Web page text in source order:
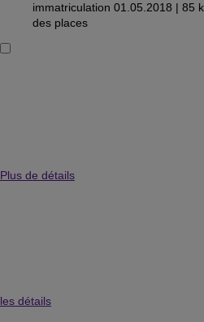
immatriculation 01.05.2018 | 85
des places
Plus de détails
les détails